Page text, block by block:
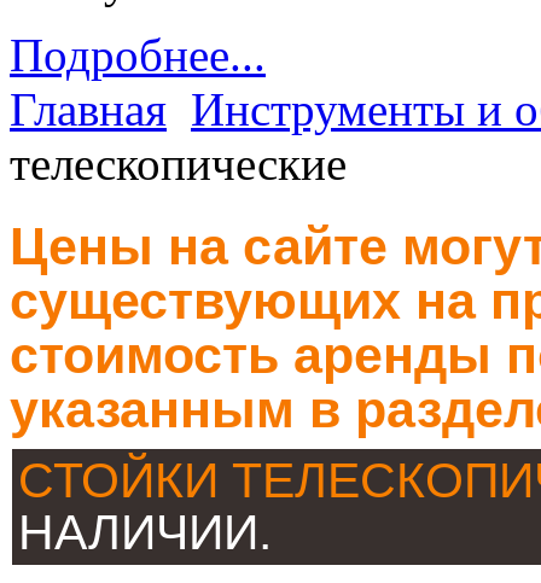
Подробнее...
Главная Инструменты и
телескопические
Цены на сайте
существующих на
стоимость аренды
указанным в
СТОЙКИ
НАЛИЧИИ.